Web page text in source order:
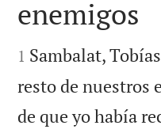

enemigos

1 Sambalat,
resto de nuestros
de que yo había